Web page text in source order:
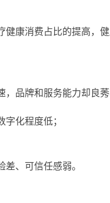
健康消费占比的提高，
品牌和服务能力却良
化程度低；
、可信任感弱。